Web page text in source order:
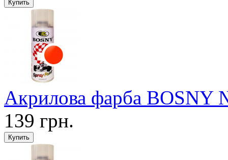
Акрилова фарба BOSNY
139 грн.